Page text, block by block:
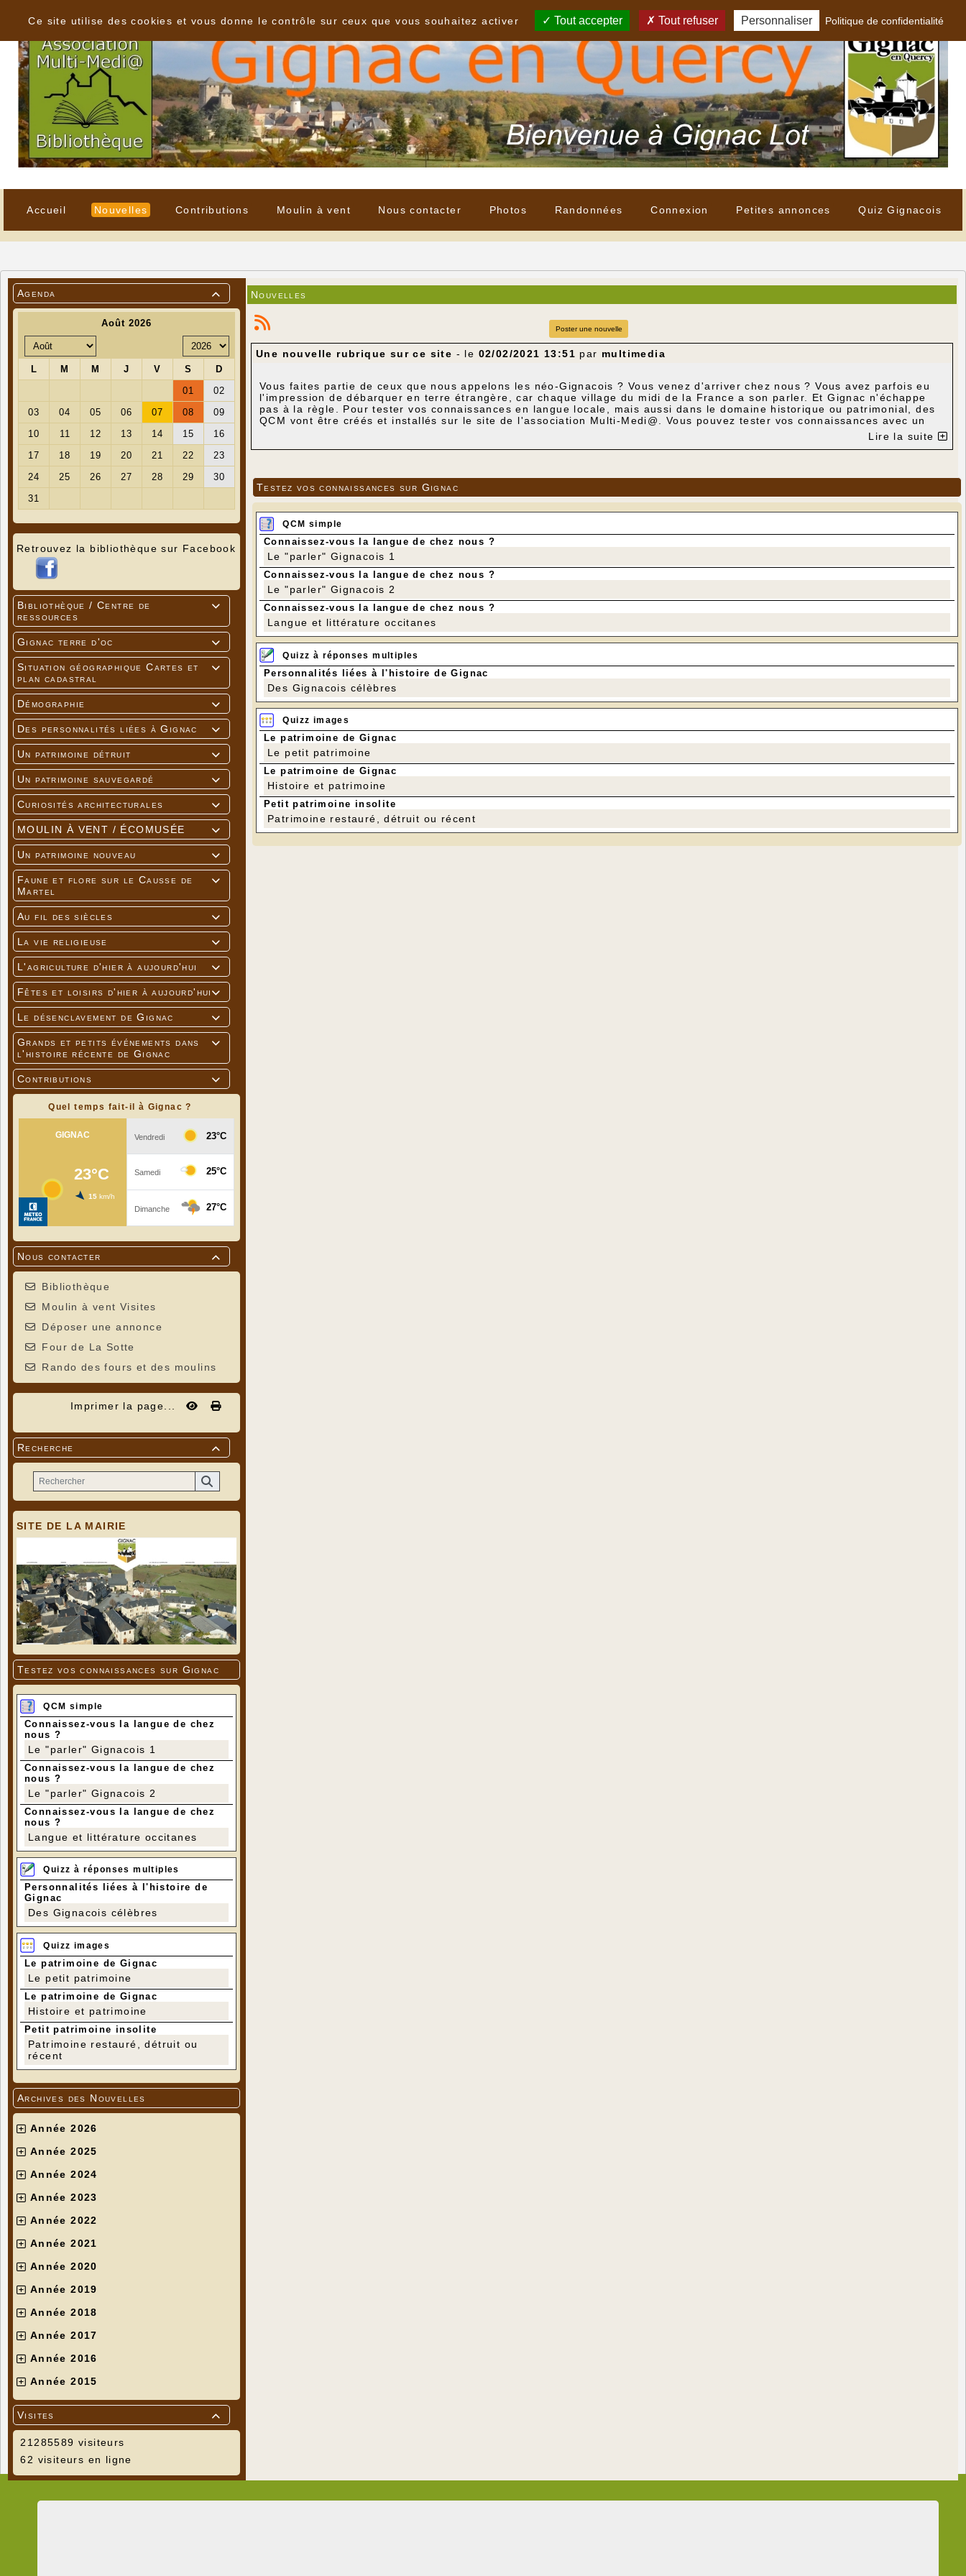
Accueil Nouvelles Contributions Moulin à vent Nous contacter Photos Randonnées Connexion Petites annonces Quiz Gignacois

Agenda
Retrouvez la bibliothèque sur Facebook

Bibliothèque / Centre de
ressources

Gignac terre d'oc

Situation géographique Cartes et
plan cadastral

Démographie

Des personnalités liées à Gignac

Un patrimoine détruit

Un patrimoine sauvegardé

Curiosités architecturales

MOULIN À VENT / ÉCOMUSÉE

Un patrimoine nouveau

Faune et flore sur le Causse de
Martel

Au fil des siècles

La vie religieuse

L'agriculture d'hier à aujourd'hui

Fêtes et loisirs d'hier à aujourd'hui

Le désenclavement de Gignac

Grands et petits événements dans
l'histoire récente de Gignac

Contributions
Quel temps fait-il à Gignac ?

Nous contacter
Bibliothèque
Moulin à vent Visites
Déposer une annonce
Four de La Sotte
Rando des fours et des moulins
Imprimer la page...

Recherche
SITE DE LA MAIRIE
Testez vos connaissances sur Gignac
QCM simple
Connaissez-vous la langue de chez
nous ?
Le "parler" Gignacois 1
Connaissez-vous la langue de chez
nous ?
Le "parler" Gignacois 2
Connaissez-vous la langue de chez
nous ?
Langue et littérature occitanes
Quizz à réponses multiples
Personnalités liées à l'histoire de
Gignac
Des Gignacois célèbres
Quizz images
Le patrimoine de Gignac
Le petit patrimoine
Le patrimoine de Gignac
Histoire et patrimoine
Petit patrimoine insolite
Patrimoine restauré, détruit ou
récent
Archives des Nouvelles
Année 2026
Année 2025
Année 2024
Année 2023
Année 2022
Année 2021
Année 2020
Année 2019
Année 2018
Année 2017
Année 2016
Année 2015

Visites
21285589 visiteurs
62 visiteurs en ligne
Nouvelles
Poster une nouvelle
Une nouvelle rubrique sur ce site - le 02/02/2021 13:51 par multimedia
Vous faites partie de ceux que nous appelons les néo-Gignacois ? Vous venez d'arriver chez nous ? Vous avez parfois eu
l'impression de débarquer en terre étrangère, car chaque village du midi de la France a son parler. Et Gignac n'échappe
pas à la règle. Pour tester vos connaissances en langue locale, mais aussi dans le domaine historique ou patrimonial, des
QCM vont être créés et installés sur le site de l'association Multi-Medi@. Vous pouvez tester vos connaissances avec un
Lire la suite
Testez vos connaissances sur Gignac
QCM simple
Connaissez-vous la langue de chez nous ?
Le "parler" Gignacois 1
Connaissez-vous la langue de chez nous ?
Le "parler" Gignacois 2
Connaissez-vous la langue de chez nous ?
Langue et littérature occitanes
Quizz à réponses multiples
Personnalités liées à l'histoire de Gignac
Des Gignacois célèbres
Quizz images
Le patrimoine de Gignac
Le petit patrimoine
Le patrimoine de Gignac
Histoire et patrimoine
Petit patrimoine insolite
Patrimoine restauré, détruit ou récent
Ce site utilise des cookies et vous donne le contrôle sur ceux que vous souhaitez activer
Tout accepter Tout refuser Personnaliser Politique de confidentialité